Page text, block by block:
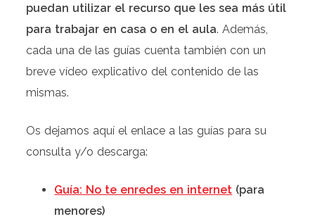
puedan utilizar el recurso que les sea más útil
para trabajar en casa o en el aula. Además,
cada una de las guías cuenta también con un
breve vídeo explicativo del contenido de las
mismas.
Os dejamos aquí el enlace a las guías para su
consulta y/o descarga:
Guía: No te enredes en internet (para
menores)